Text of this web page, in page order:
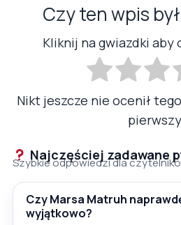
Czy ten wpis
Kliknij na gwiazdki
Nikt jeszcze nie ocenił
Najczęściej zadawane
Szybkie odpowiedzi dla
Czy Marsa Matruh
wyjątkowo?